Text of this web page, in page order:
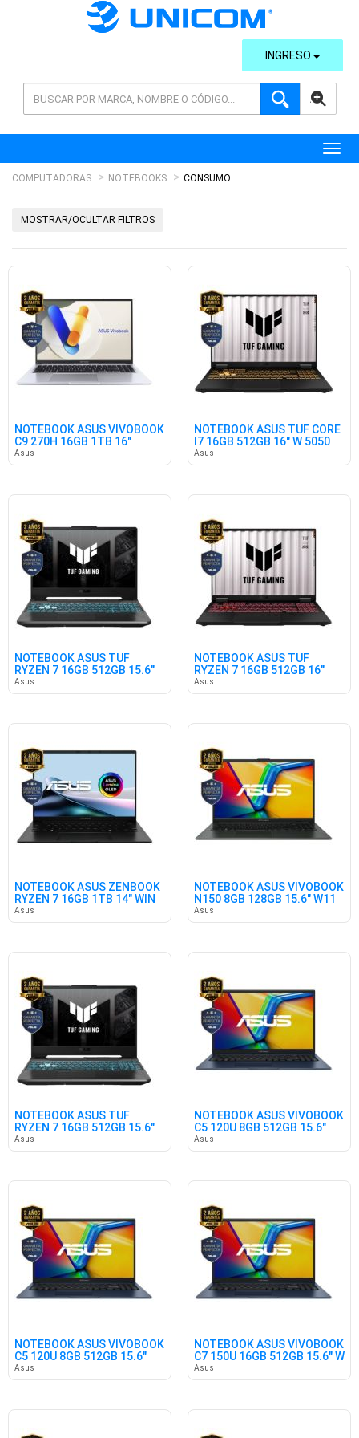
AVANZADA
INGRESO
COMPUTADORAS NOTEBOOKS CONSUMO
MOSTRAR/OCULTAR FILTROS
NOTEBOOK ASUS VIVOBOOK
C9 270H 16GB 1TB 16"
WIN11
Asus
NOTEBOOK ASUS TUF CORE
I7 16GB 512GB 16" W 5050
Asus
NOTEBOOK ASUS TUF
RYZEN 7 16GB 512GB 15.6"
3050 FR
Asus
NOTEBOOK ASUS TUF
RYZEN 7 16GB 512GB 16"
5050 W11
Asus
NOTEBOOK ASUS ZENBOOK
RYZEN 7 16GB 1TB 14" WIN
Asus
NOTEBOOK ASUS VIVOBOOK
N150 8GB 128GB 15.6" W11
Asus
NOTEBOOK ASUS TUF
RYZEN 7 16GB 512GB 15.6"
3050 FR
Asus
NOTEBOOK ASUS VIVOBOOK
C5 120U 8GB 512GB 15.6"
WIN
Asus
NOTEBOOK ASUS VIVOBOOK
C5 120U 8GB 512GB 15.6"
W11
Asus
NOTEBOOK ASUS VIVOBOOK
C7 150U 16GB 512GB 15.6" W
Asus